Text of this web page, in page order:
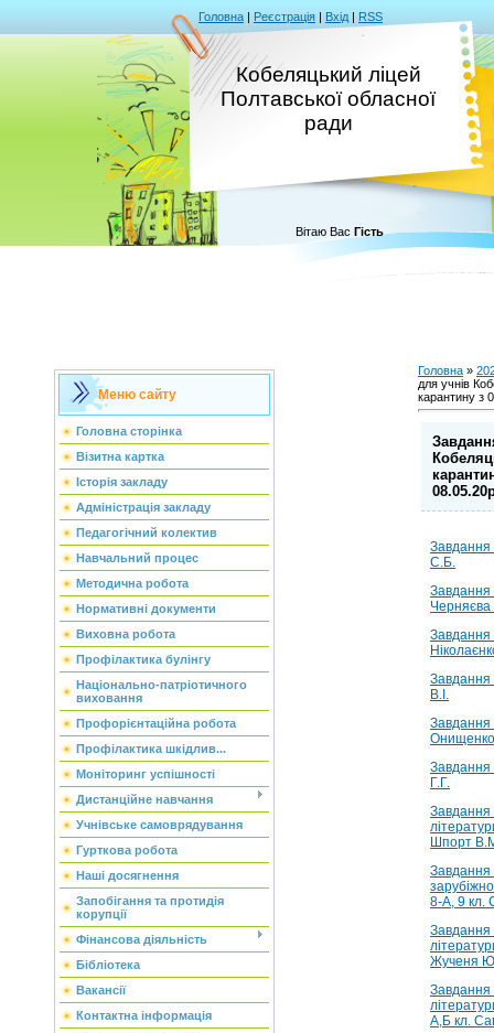
Головна | Реєстрація | Вхід | RSS
Кобеляцький ліцей
Полтавської обласної
ради
Вітаю Вас Гість
Меню сайту
Головна сторінка
Візитна картка
Історія закладу
Адміністрація закладу
Педагогічний колектив
Навчальний процес
Методична робота
Нормативні документи
Виховна робота
Профілактика булінгу
Національно-патріотичного
виховання
Профорієнтаційна робота
Профілактика шкідлив...
Моніторинг успішності
Дистанційне навчання
Учнівське самоврядування
Гурткова робота
Наші досягнення
Запобігання та протидія
корупції
Фінансова діяльність
Бібліотека
Вакансії
Контактна інформація
Головна »
для учнів
карантину з
С.Б.
Черняєва
В.І.
Онищенко
Завдання
Г.Г.
Шпорт
8-А, 9 кл.
Жученя
А,Б кл.